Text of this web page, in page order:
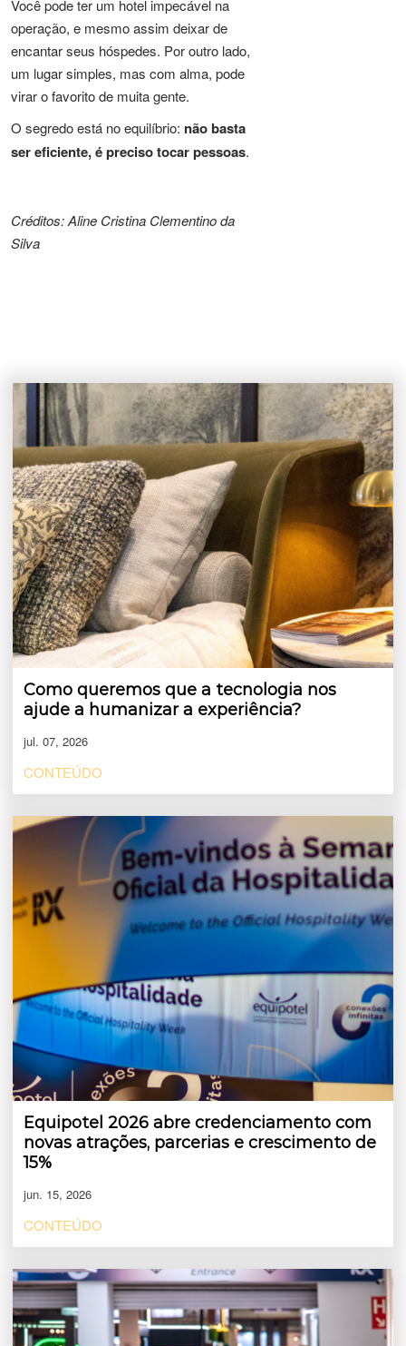
Você pode ter um hotel impecável na
operação, e mesmo assim deixar de
encantar seus hóspedes. Por outro lado,
um lugar simples, mas com alma, pode
virar o favorito de muita gente.
O segredo está no equilíbrio: não basta
ser eficiente, é preciso tocar pessoas.
Créditos: Aline Cristina Clementino da
Silva
Como queremos que a tecnologia nos
ajude a humanizar a experiência?
jul. 07, 2026
CONTEÚDO
Equipotel 2026 abre credenciamento com
novas atrações, parcerias e crescimento de
15%
jun. 15, 2026
CONTEÚDO